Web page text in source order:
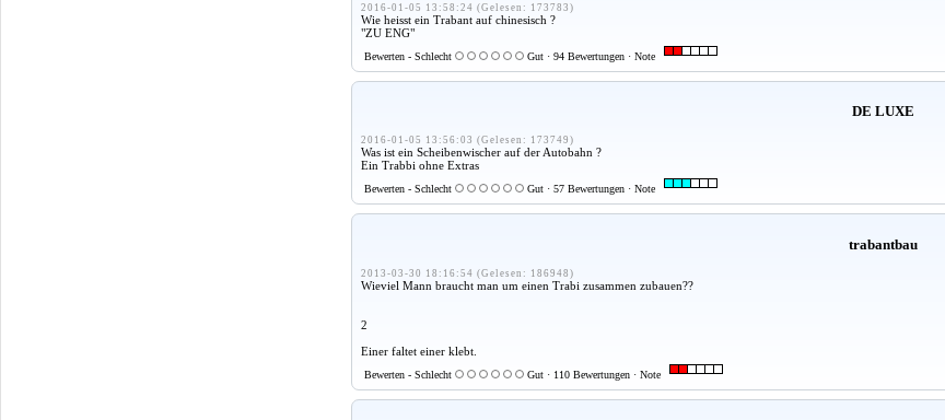
2016-01-05 13:58:24 (Gelesen: 173783)
Wie heisst ein Trabant auf chinesisch ?
"ZU ENG"
Bewerten - Schlecht Gut · 94 Bewertungen · Note
DE LUXE
2016-01-05 13:56:03 (Gelesen: 173749)
Was ist ein Scheibenwischer auf der Autobahn ?
Ein Trabbi ohne Extras
Bewerten - Schlecht Gut · 57 Bewertungen · Note
trabantbau
2013-03-30 18:16:54 (Gelesen: 186948)
Wieviel Mann braucht man um einen Trabi zusammen zubauen??
2
Einer faltet einer klebt.
Bewerten - Schlecht Gut · 110 Bewertungen · Note